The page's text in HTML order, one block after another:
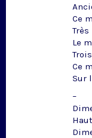
Ce
Le
Ce
Sur
–